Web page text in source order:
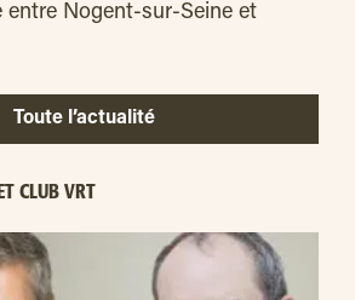
entre Nogent-sur-Seine et
Toute l’actualité
CLUB VRT